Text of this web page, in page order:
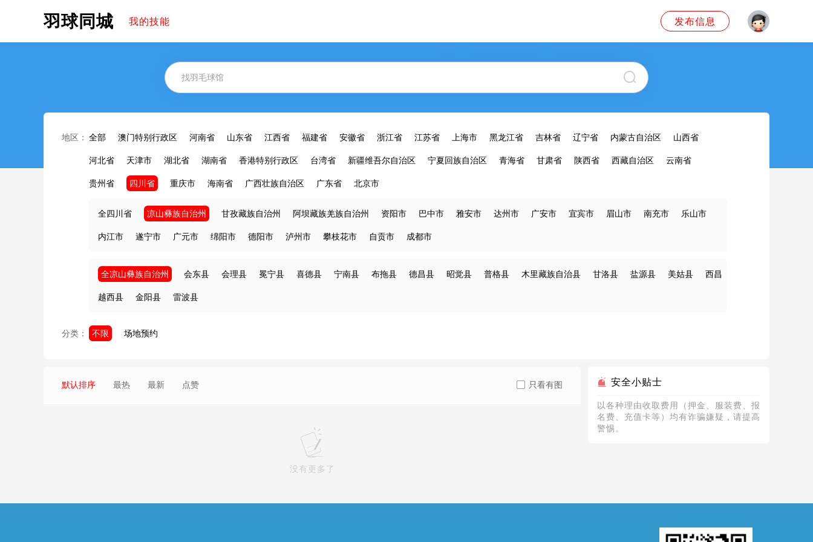
羽球同城 我的技能 发布信息
地区： 全部 澳门特别行政区 河南省 山东省 江西省 福建省 安徽省 浙江省 江苏省 上海市 黑龙江省 吉林省 辽宁省 内蒙古自治区 山西省
河北省 天津市 湖北省 湖南省 香港特别行政区 台湾省 新疆维吾尔自治区 宁夏回族自治区 青海省 甘肃省 陕西省 西藏自治区 云南省
贵州省 四川省 重庆市 海南省 广西壮族自治区 广东省 北京市
全四川省 凉山彝族自治州 甘孜藏族自治州 阿坝藏族羌族自治州 资阳市 巴中市 雅安市 达州市 广安市 宜宾市 眉山市 南充市 乐山市
内江市 遂宁市 广元市 绵阳市 德阳市 泸州市 攀枝花市 自贡市 成都市
全凉山彝族自治州 会东县 会理县 冕宁县 喜德县 宁南县 布拖县 德昌县 昭觉县 普格县 木里藏族自治县 甘洛县 盐源县 美姑县 西昌
越西县 金阳县 雷波县
分类： 不限 场地预约
默认排序 最热 最新 点赞 只看有图
没有更多了
安全小贴士
以各种理由收取费⽤（押⾦、服装费、报
名费、充值卡等）均有诈骗嫌疑，请提⾼
警惕。